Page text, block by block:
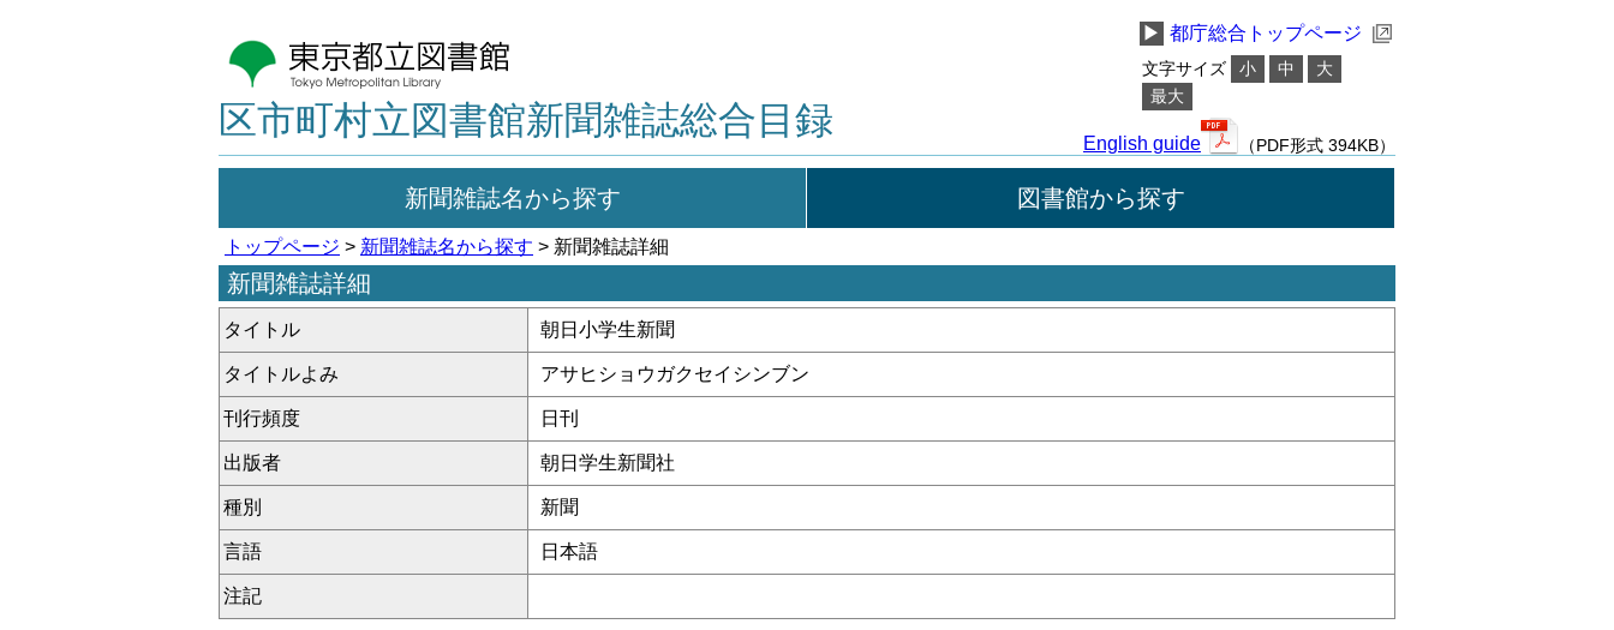
区市町村立図書館新聞雑誌総合目録
▶ 都庁総合トップページ
文字サイズ 小 中
大
最大
English guide （PDF形式 394KB）
新聞雑誌名から探す 図書館から探す
トップページ > 新聞雑誌名から探す > 新聞雑誌詳細
新聞雑誌詳細
タイトル 朝日小学生新聞
タイトルよみ アサヒショウガクセイシンブン
刊行頻度 日刊
出版者 朝日学生新聞社
種別 新聞
言語 日本語
注記